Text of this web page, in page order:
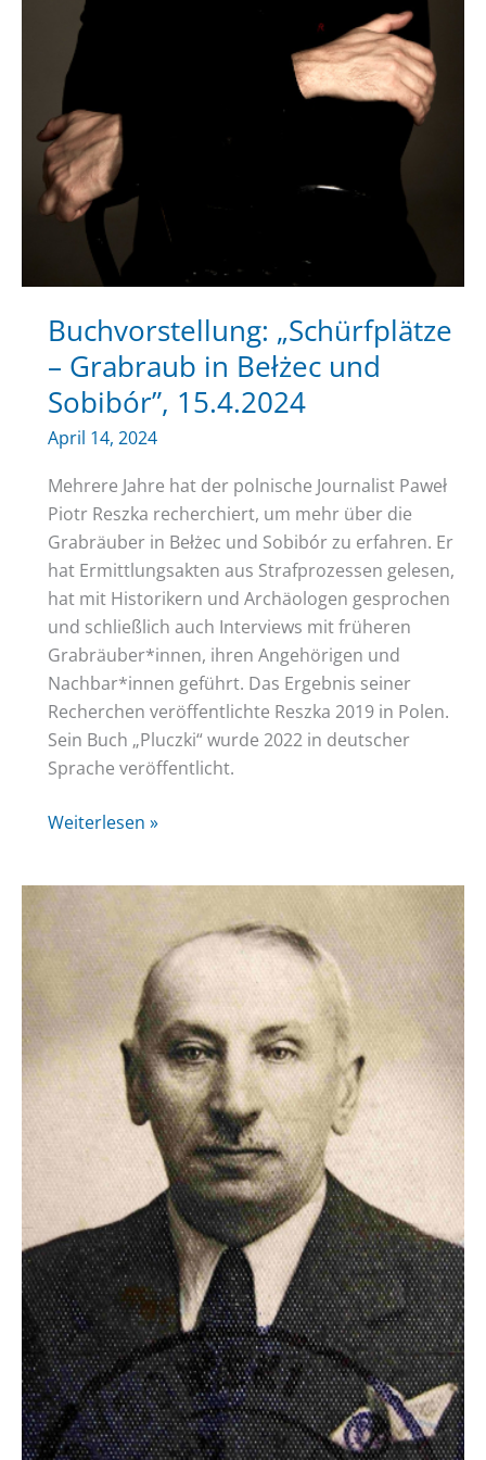
Buchvorstellung: „Schürfplätze
– Grabraub in Bełżec und
Sobibór”, 15.4.2024
April 14, 2024
Mehrere Jahre hat der polnische Journalist Paweł
Piotr Reszka recherchiert, um mehr über die
Grabräuber in Bełżec und Sobibór zu erfahren. Er
hat Ermittlungsakten aus Strafprozessen gelesen,
hat mit Historikern und Archäologen gesprochen
und schließlich auch Interviews mit früheren
Grabräuber*innen, ihren Angehörigen und
Nachbar*innen geführt. Das Ergebnis seiner
Recherchen veröffentlichte Reszka 2019 in Polen.
Sein Buch „Pluczki“ wurde 2022 in deutscher
Sprache veröffentlicht.
Buchvorstellung:
Grabraub
Bełżec
und
Sobibór”,
15.4.2024
Weiterlesen »